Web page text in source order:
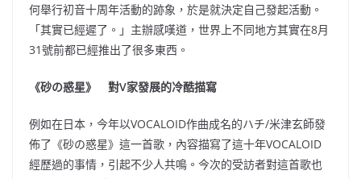
何舉行初音十周年活動的跡象，於是就決定自己發起活動。
「其實已經遲了。」主辦感嘆道，世界上不同地方其實在8月
31號前都已經推出了很多東西。
《砂の惑星》 對V家發展的冷酷描寫
例如在日本，今年以VOCALOID作曲成名的ハチ/米津玄師發
佈了《砂の惑星》這一首歌，內容描寫了這十年VOCALOID
經歷過的事情，引起不少人共鳴。今次的受訪者對這首歌也